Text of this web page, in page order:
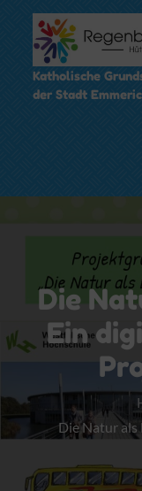
content
Katholische
der Stadt
Die
Ein
Die Natur als